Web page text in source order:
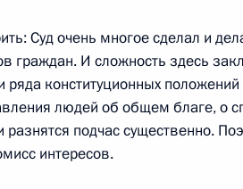
Конституционного Суда
Суд очень многое сделал и
граждан. И сложность здесь
ряда конституционных
людей об общем благе, о
разнятся подчас существенно.
интересов.